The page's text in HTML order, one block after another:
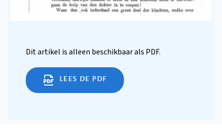
Dit artikel is alleen beschikbaar als PDF.
LEES DE PDF